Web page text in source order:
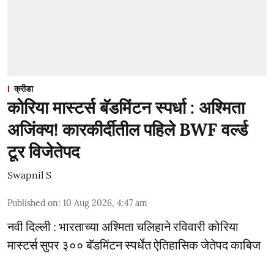
क्रीडा
कोरिया मास्टर्स बॅडमिंटन स्पर्धा : अश्मिता
अजिंक्य! कारकीर्दीतील पहिले BWF वर्ल्ड
टूर विजेतेपद
Swapnil S
Published on: 10 Aug 2026, 4:47 am
नवी दिल्ली : भारताच्या अश्मिता चलिहाने रविवारी कोरिया
मास्टर्स सुपर ३०० बॅडमिंटन स्पर्धेत ऐतिहासिक जेतेपद काबिज